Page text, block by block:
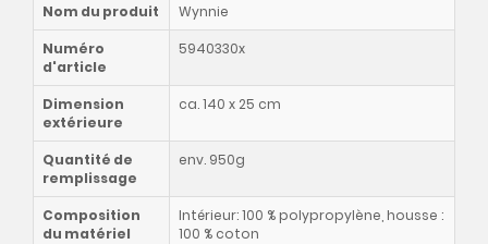
Nom du produit
Wynnie
Numéro
d'article
5940330x
Dimension
extérieure
ca. 140 x 25 cm
Quantité de
remplissage
env. 950g
Composition
du matériel
Intérieur: 100 % polypropylène, housse :
100 % coton